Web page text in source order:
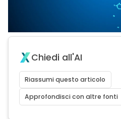
Chiedi all'AI
Riassumi questo articolo
Approfondisci con altre fonti